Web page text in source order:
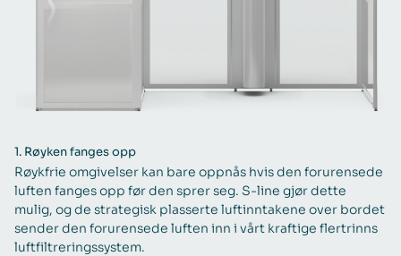
1. Røyken fanges opp
Røykfrie omgivelser kan bare oppnås hvis den forurensede
luften fanges opp før den sprer seg. S-line gjør dette
mulig, og de strategisk plasserte luftinntakene over bordet
sender den forurensede luften inn i vårt kraftige flertrinns
luftfiltreringssystem.